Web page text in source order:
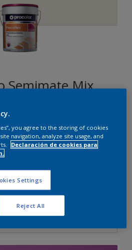
Semimate Mix
Cambiar de color
de pintura
you agree to the storing of cookies
navigation, analyze site usage, and
Declaración de cookies para
Settings
Reject All